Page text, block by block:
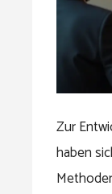
Zur
haben